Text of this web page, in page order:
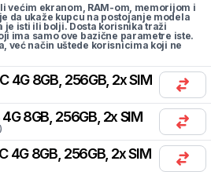
većim ekranom, RAM-om, memorijom i
da ukaže kupcu na postojanje modela
je isti ili bolji. Dosta korisnika traži
ima samo ove bazične parametre iste.
već način uštede korisnicima koji ne
4G 8GB, 256GB, 2x SIM
8GB, 256GB, 2x SIM
)
4G 8GB, 256GB, 2x SIM